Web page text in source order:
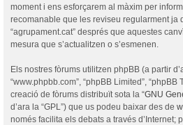
moment i ens esforçarem al màxim per
recomanable que les reviseu regularment ja
“agrupament.cat” després que aquestes
mesura que s’actualitzen o s’esmenen.
Els nostres fòrums utilitzen phpBB (a partir
“www.phpbb.com”, “phpBB Limited”,
creació de fòrums distribuït sota la “GNU
d’ara la “GPL”) que us podeu baixar des de
només facilita els debats a través d’Internet;